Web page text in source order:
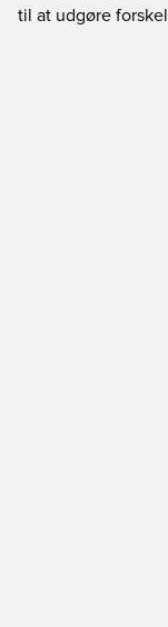
til at udgøre